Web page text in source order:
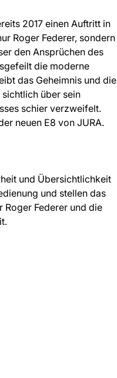
2017 einen Auftritt in
Roger Federer, sondern
den Ansprüchen des
die moderne
das Geheimnis und die
über sein
schier verzweifelt.
neuen E8 von JURA.
und Übersichtlichkeit
und stellen das
Federer und die